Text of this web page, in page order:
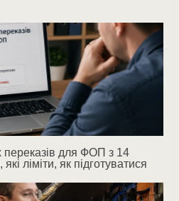
для ФОП з 14
ліміти, як підготуватися